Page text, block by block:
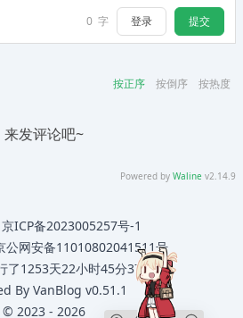
0 字 登录 提交
按正序 按倒序 按热度
来发评论吧~
Powered by Waline v2.14.9
京ICP备2023005257号-1
公网安备11010802041511号
了1253天22小时45分38秒
By VanBlog v0.51.1
© 2023- 2026